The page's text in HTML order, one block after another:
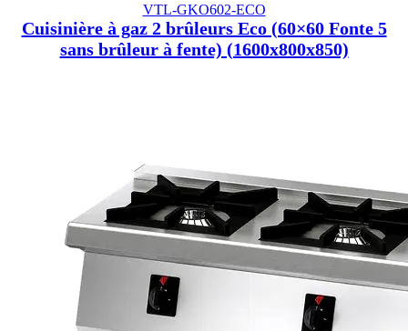
VTL-GKO602-ECO
Cuisinière à gaz 2 brûleurs Eco (60×60 Fonte 5
sans brûleur à fente) (1600x800x850)